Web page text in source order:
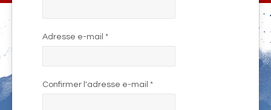
Adresse e-mail *
Confirmer l'adresse e-mail *